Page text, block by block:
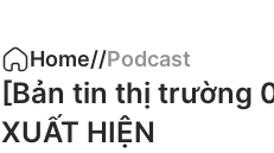
Home//Podcast
[Bản tin thị trường
XUẤT HIỆN